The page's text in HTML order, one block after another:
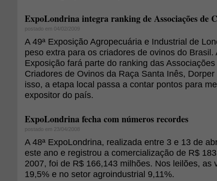
ExpoLondrina integra ranking de Associações de
postado em 04/02/2009
A 49ª Exposição Agropecuária e Industrial de
peso extra para os criadores de ovinos do Brasil.
Exposição fará parte do ranking das
Criadores de Ovinos da Raça Santa Inês,
isso, a etapa local passa a contar pontos para
expositor do país.
ExpoLondrina fecha com números recordes
postado em 23/04/2008
A 48ª ExpoLondrina, realizada entre 3 e 13 de
este ano e registrou a comercialização de R$
2007, foi de R$ 166,143 milhões. Nos leilões, as
19,5% e no setor agroindustrial 9,11%.